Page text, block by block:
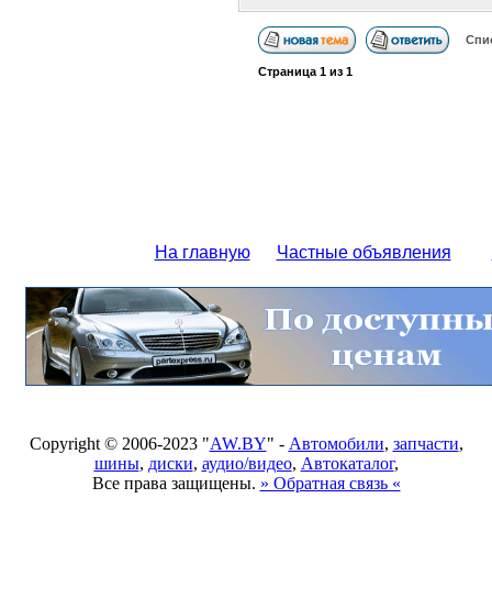
Страница 1из 1
На главную Частные объявления
Copyright © 2006-2023 "AW.BY" - Автомобили, запчасти,
шины, диски, аудио/видео, Автокаталог,
Все права защищены. » Обратная связь «